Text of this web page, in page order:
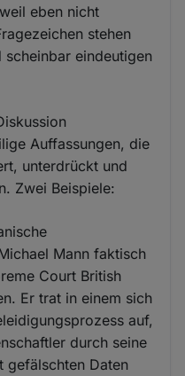
eben nicht
stehen
scheinbar eindeutigen
Auffassungen, die
unterdrückt und
Zwei Beispiele:
Mann faktisch
Court British
Er trat in einem sich
auf,
durch seine
gefälschten Daten